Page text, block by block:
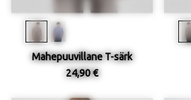
Mahepuuvillane T-särk
24,90 €